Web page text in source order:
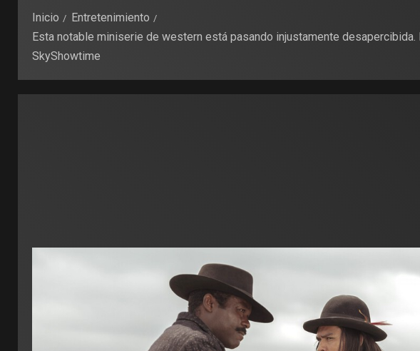
Inicio
Entretenimiento
Esta notable miniserie de western está pasando injustamente
SkyShowtime